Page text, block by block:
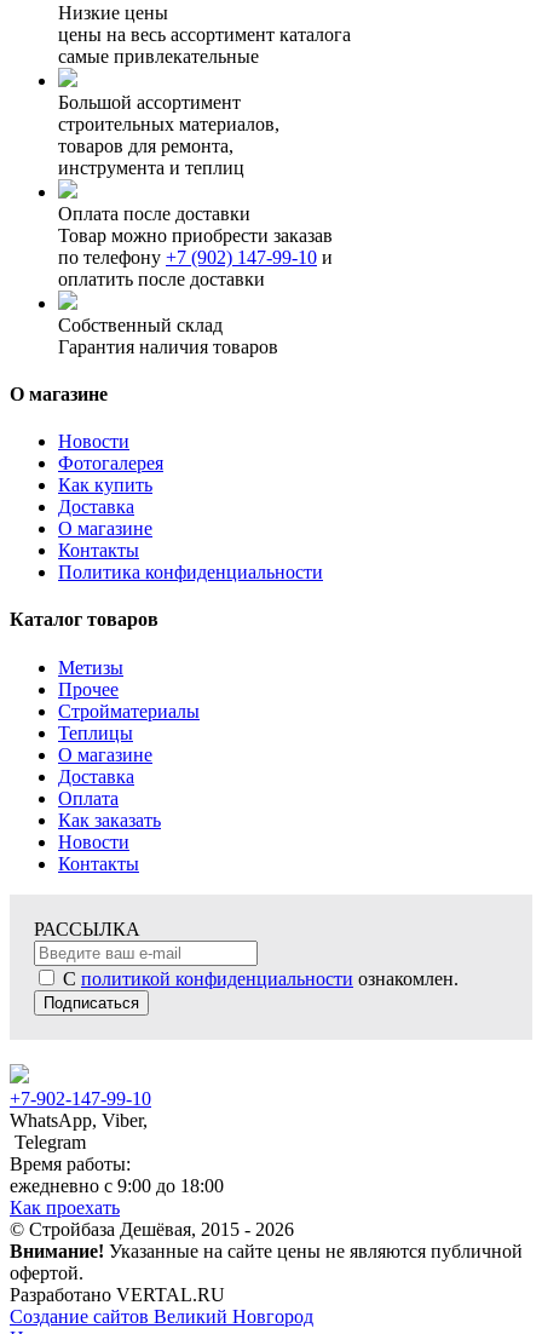
Низкие цены
цены на весь ассортимент каталога
самые привлекательные
Большой ассортимент
строительных материалов,
товаров для ремонта,
инструмента и теплиц
Оплата после доставки
Товар можно приобрести заказав
по телефону +7 (902) 147-99-10 и
оплатить после доставки
Собственный склад
Гарантия наличия товаров
О магазине
Новости
Фотогалерея
Как купить
Доставка
О магазине
Контакты
Политика конфиденциальности
Каталог товаров
Метизы
Прочее
Стройматериалы
Теплицы
О магазине
Доставка
Оплата
Как заказать
Новости
Контакты
РАССЫЛКА
С политикой конфиденциальности ознакомлен.
Подписаться
+7-902-147-99-10
WhatsApp, Viber,
Telegram
Время работы:
ежедневно с 9:00 до 18:00
Как проехать
© Стройбаза Дешёвая, 2015 - 2026
Внимание! Указанные на сайте цены не являются публичной
офертой.
Разработано VERTAL.RU
Создание сайтов Великий Новгород